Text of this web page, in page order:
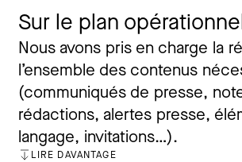
Sur le plan
Nous avons pris en charge la
l’ensemble des contenus
(communiqués de presse,
rédactions, alertes presse,
langage, invitations…).
LIRE DAVANTAGE